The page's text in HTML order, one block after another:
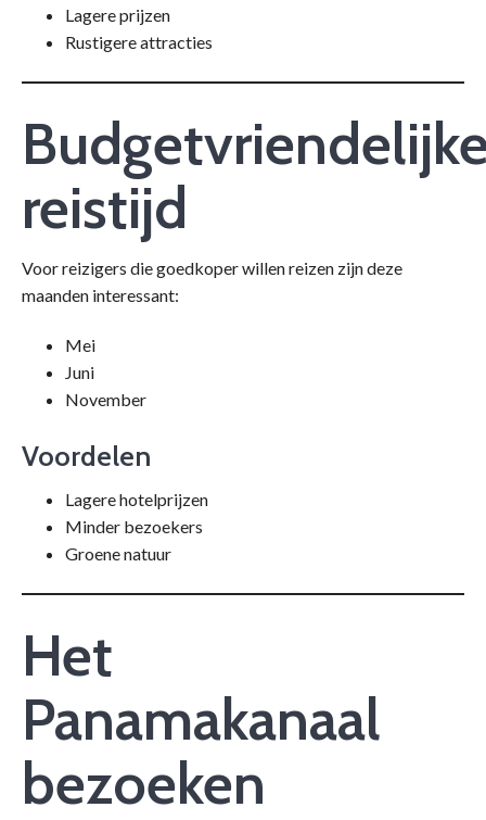
Lagere prijzen
Rustigere attracties
reistijd
Voor reizigers die goedkoper willen reizen zijn deze
maanden interessant:
Mei
Juni
November
Voordelen
Lagere hotelprijzen
Minder bezoekers
Groene natuur
Het
Panamakanaal
bezoeken